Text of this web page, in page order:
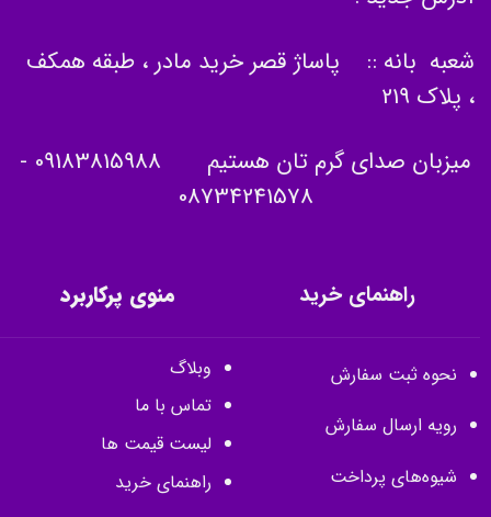
شعبه بانه :: پاساژ قصر خرید مادر ، طبقه همکف
، پلاک 219
میزبان صدای گرم تان هستیم 09183815988
-
08734241578
راهنمای خرید
نحوه ثبت سفارش
رویه ارسال سفارش
شیوه‌های پرداخت
منوی پرکاربرد
وبلاگ
تماس با ما
لیست قیمت ها
راهنمای خرید